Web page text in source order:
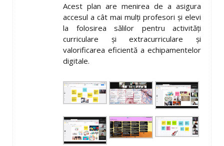
Acest plan are menirea de a asigura
accesul a cât mai mulți profesori și elevi
la folosirea sălilor pentru activități
curriculare și extracurriculare și
valorificarea eficientă a echipamentelor
digitale.